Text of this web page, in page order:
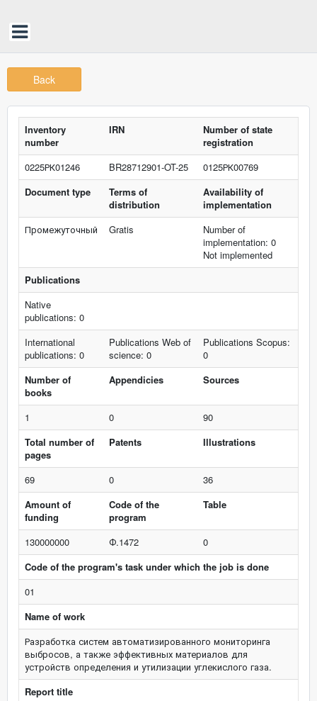
Back
Inventory
number
IRN
Number of state
registration
0225РК01246
BR28712901-OT-25
0125РК00769
Document type
Terms of
distribution
Availability of
implementation
Промежуточный
Gratis
Number of
implementation: 0
Not implemented
Publications
Native
publications: 0
International
publications: 0
Publications Web of
science: 0
Publications Scopus:
0
Number of
books
Appendicies Sources
1 0
90
Total number of
pages
Patents Illustrations
69 0
36
Amount of
funding
Code of the
program
Table
130000000 Ф.1472
0
Code of the program's task under which the job is done
01
Name of work
Разработка систем автоматизированного мониторинга
выбросов, а также эффективных материалов для
устройств определения и утилизации углекислого газа.
Report title